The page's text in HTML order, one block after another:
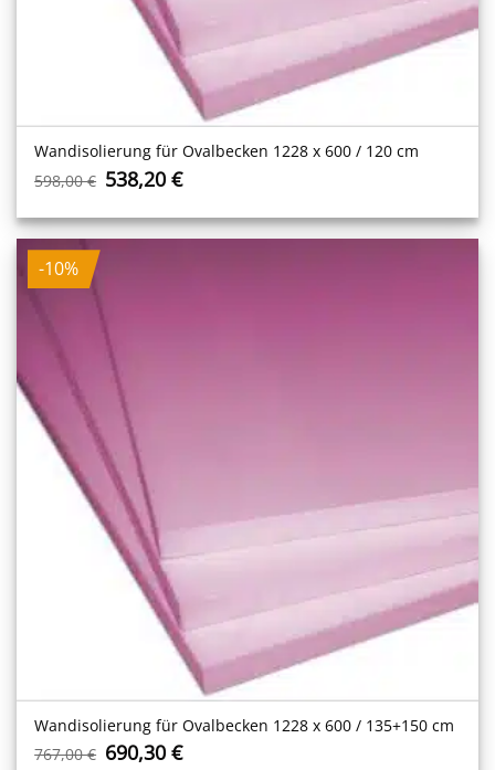
Wandisolierung für Ovalbecken 1228 x 600 / 120 cm
598,00€ Ursprünglicher
Preis
war:
598,00 €
538,20€Aktueller
ist:
538,20 €.
-10%
Wandisolierung für Ovalbecken 1228 x 600 / 135+150 cm
767,00€ Ursprünglicher
690,30€Aktueller